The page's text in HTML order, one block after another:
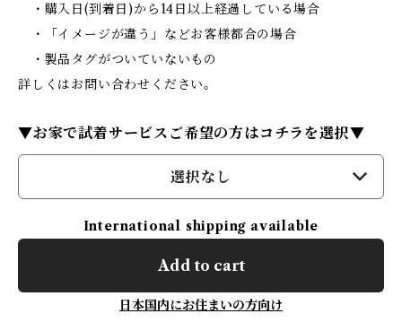
・購入日(到着日)から14日以上経過している場合
・「イメージが違う」などお客様都合の場合
・製品タグがついていないもの
詳しくはお問い合わせください。
▼お家で試着サービスご希望の方はコチラを選択▼
選択なし
International shipping available
Add to cart
日本国内にお住まいの方向け